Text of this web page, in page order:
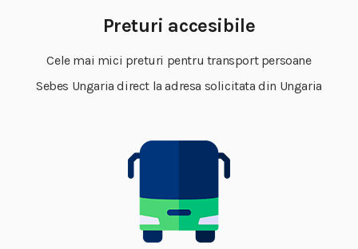
Preturi accesibile
Cele mai mici preturi pentru transport persoane
Sebes Ungaria direct la adresa solicitata din Ungaria